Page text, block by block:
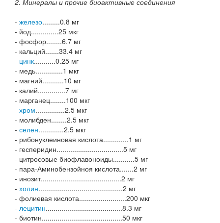
2. Минералы и прочие биоактивные соединения
- железо.........0.8 мг
- йод..............25 мкг
- фосфор........6.7 мг
- кальций.......33.4 мг
- цинк...........0.25 мг
- медь..............1 мкг
- магний...........10 мг
- калий..............7 мг
- марганец........100 мкг
- хром...............2.5 мкг
- молибден........2.5 мкг
- селен.............2.5 мкг
- рибонуклеиновая кислота.............1 мг
- гесперидин..................................5 мг
- цитросовые биофлавоноиды...........5 мг
- пара-Аминобензойноя кислота.......2 мг
- инозит.........................................2 мг
- холин...........................................2 мг
- фолиевая кислота........................200 мкг
- лецитин.......................................8.3 мг
- биотин.........................................50 мкг